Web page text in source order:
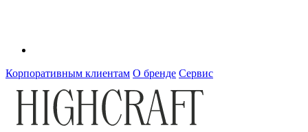
Корпоративным клиентам О бренде Сервис